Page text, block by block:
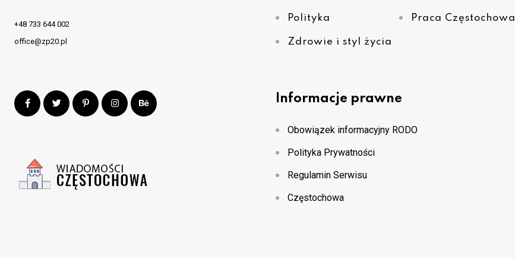
+48 733 644 002
office@zp20.pl
Polityka Praca Częstochowa
Zdrowie i styl życia
Informacje prawne
Obowiązek informacyjny RODO
Polityka Prywatności
Regulamin Serwisu
Częstochowa